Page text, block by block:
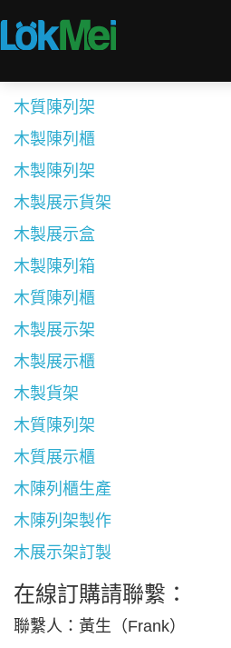
木質陳列架
木製陳列櫃
木製陳列架
木製展示貨架
木製展示盒
木製陳列箱
木質陳列櫃
木製展示架
木製展示櫃
木製貨架
木質陳列架
木質展示櫃
木陳列櫃生產
木陳列架製作
木展示架訂製
在線訂購請聯繫：
聯繫人：黃生（Frank）